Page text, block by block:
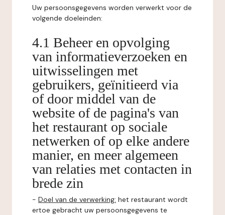
Uw persoonsgegevens worden verwerkt voor de
volgende doeleinden:
4.1 Beheer en opvolging
van informatieverzoeken en
uitwisselingen met
gebruikers, geïnitieerd via
of door middel van de
website of de pagina's van
het restaurant op sociale
netwerken of op elke andere
manier, en meer algemeen
van relaties met contacten in
brede zin
- Doel van de verwerking: het restaurant wordt
ertoe gebracht uw persoonsgegevens te